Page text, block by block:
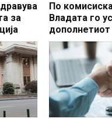
за
По
Владата го
обезбедени
поддршка на
жртвите на
родово